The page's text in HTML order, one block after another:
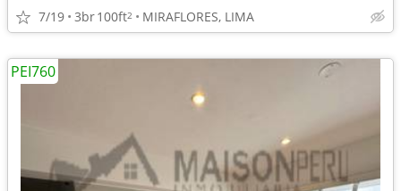
7/19 3br100ft2 MIRAFLORES, LIMA
PEI760